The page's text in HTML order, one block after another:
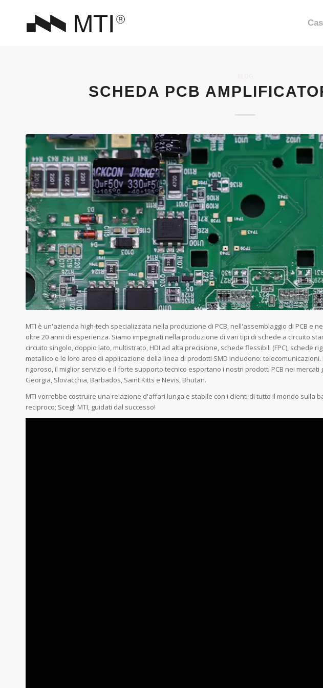
SCHEDA PCB
MTI è un'azienda high-tech specializzata nella produzione di PCB, nell'assemblaggio di PCB e
oltre 20 anni di esperienza. Siamo impegnati nella produzione di vari tipi di schede a circuito
circuito singolo, doppio lato, multistrato, HDI ad alta precisione, schede flessibili (FPC), schede
metallico e le loro aree di applicazione della linea di prodotti SMD includono:
rigoroso, il miglior servizio e il forte supporto tecnico esportano i nostri prodotti PCB nei mercati
Georgia, Slovacchia, Barbados, Saint Kitts e Nevis, Bhutan.
MTI vorrebbe costruire una relazione d'affari lunga e stabile con i clienti di tutto il mondo sulla
reciproco; Scegli MTI, guidati dal successo!